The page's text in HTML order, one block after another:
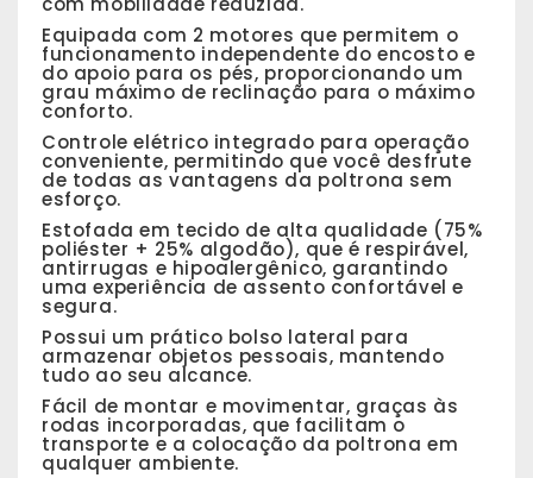
Equipada com 2 motores que permitem o
funcionamento independente do encosto e
do apoio para os pés, proporcionando um
grau máximo de reclinação para o máximo
conforto.
Controle elétrico integrado para operação
conveniente, permitindo que você desfrute
de todas as vantagens da poltrona sem
esforço.
Estofada em tecido de alta qualidade (75%
poliéster + 25% algodão), que é respirável,
antirrugas e hipoalergênico, garantindo
uma experiência de assento confortável e
segura.
Possui um prático bolso lateral para
armazenar objetos pessoais, mantendo
tudo ao seu alcance.
Fácil de montar e movimentar, graças às
rodas incorporadas, que facilitam o
transporte e a colocação da poltrona em
qualquer ambiente.